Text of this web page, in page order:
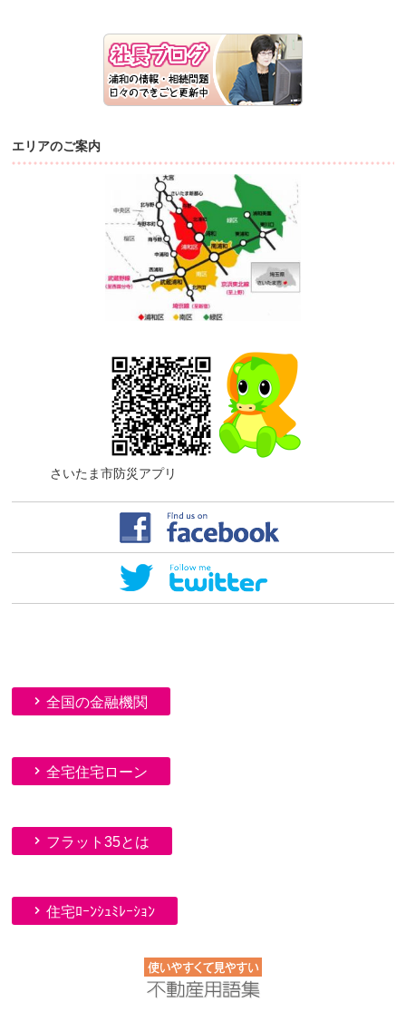
エリアのご案内
さいたま市防災アプリ
全国の金融機関
全宅住宅ローン
フラット35とは
住宅ﾛｰﾝｼｭﾐﾚｰｼｮﾝ